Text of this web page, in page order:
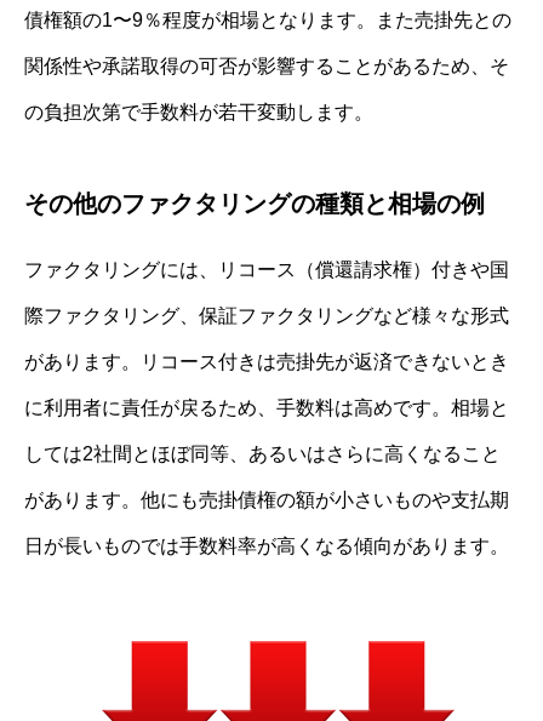
債権額の1〜9％程度が相場となります。また売掛先との
関係性や承諾取得の可否が影響することがあるため、そ
の負担次第で手数料が若干変動します。
その他のファクタリングの種類と相場の例
ファクタリングには、リコース（償還請求権）付きや国
際ファクタリング、保証ファクタリングなど様々な形式
があります。リコース付きは売掛先が返済できないとき
に利用者に責任が戻るため、手数料は高めです。相場と
しては2社間とほぼ同等、あるいはさらに高くなること
があります。他にも売掛債権の額が小さいものや支払期
日が長いものでは手数料率が高くなる傾向があります。